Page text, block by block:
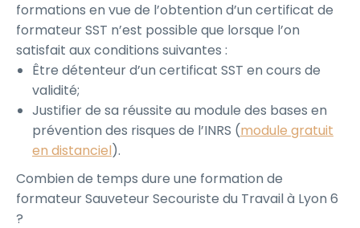
formations en vue de l’obtention d’un certificat de
formateur SST n’est possible que lorsque l’on
satisfait aux conditions suivantes :
Être détenteur d’un certificat SST en cours de
validité;
Justifier de sa réussite au module des bases en
prévention des risques de l’INRS (module gratuit
en distanciel).
Combien de temps dure une formation de
formateur Sauveteur Secouriste du Travail à Lyon 6
?